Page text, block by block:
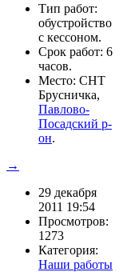
Тип работ:
обустройство
с кессоном.
Срок работ: 6
часов.
Место: СНТ
Брусничка,
Павлово-
Посадский р-
он.
→
29 декабря
2011 19:54
Просмотров:
1273
Категория:
Наши работы